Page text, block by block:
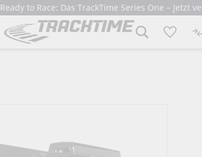
Ready to Race: Das TrackTime Series One – Jetzt